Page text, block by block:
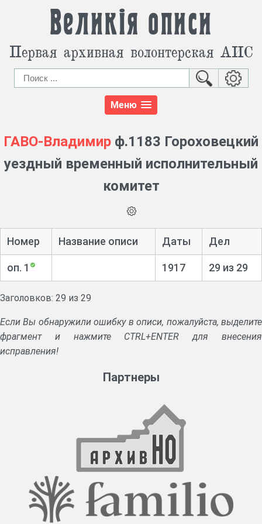
Великія описи
Первая архивная волонтерская АИС
Меню
ГАВО-Владимир ф.1183 Гороховецкий
уездный временный исполнительный
комитет
Номер Название описи Даты Дел
оп. 1 1917 29 из 29
Заголовков: 29 из 29
Если Вы обнаружили ошибку в описи, пожалуйста, выделите
фрагмент и нажмите CTRL+ENTER для внесения
исправления!
Партнеры